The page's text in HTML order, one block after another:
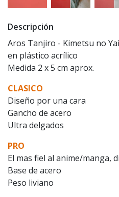
Descripción
Aros Tanjiro - Kimetsu no
en plástico acrílico
Medida 2 x 5 cm aprox.
CLASICO
Diseño por una cara
Gancho de acero
Ultra delgados
PRO
El mas fiel al anime/manga,
Base de acero
Peso liviano